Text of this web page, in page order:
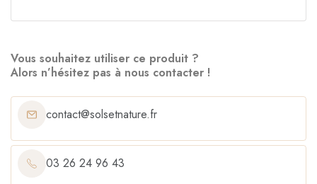
Vous souhaitez utiliser ce produit ?
Alors n’hésitez pas à nous contacter !
contact@solsetnature.fr
03 26 24 96 43